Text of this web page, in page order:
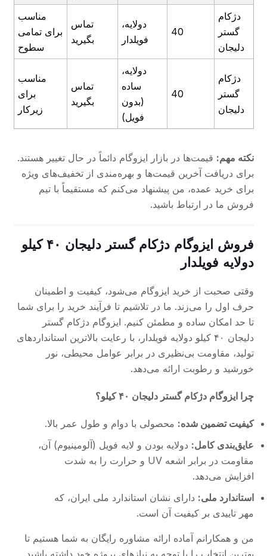
دژکام
گستر
دلیجان
40
دولایه،
فویلدار
تماس
بگیرید
مناسب
برای تمامی
سطوح
دژکام
گستر
دلیجان
40
دولایه،
ساده
(بدون
فویل)
تماس
بگیرید
مناسب
برای
زیرکار
نکته مهم: قیمت‌ها در بازار ایزوگام دائماً در حال تغییر هستند.
برای دریافت آخرین قیمت‌ها و بهره‌مندی از تخفیف‌های ویژه
برای خرید عمده، من پیشنهاد می‌کنم که مستقیماً با تیم
فروش ما در ارتباط باشید.
فروش ایزوگام دژکام گستر دلیجان ۴۰ کیلو
دولایه فویلدار
وقتی صحبت از خرید ایزوگام می‌شود، کیفیت و اطمینان
حرف اول را می‌زند. ما در تلاشیم تا فرآیند خرید را برای شما
تا حد امکان ساده و مطمئن کنیم. ایزوگام دژکام گستر
دلیجان ۴۰ کیلو دولایه فویلدار، با رعایت بالاترین استانداردهای
تولید، مقاومت بی‌نظیری در برابر عوامل محیطی، نور
خورشید و رطوبت ارائه می‌دهد.
چرا ایزوگام دژکام گستر دلیجان ۴۰ کیلو؟
کیفیت تضمین شده: محصولی با دوام و طول عمر بالا.
عایق‌بندی کامل: دولایه بودن و لایه فویل (آلومینیوم) آن،
مقاومت در برابر اشعه UV و حرارت را به شدت
افزایش می‌دهد.
استاندارد ملی: دارای نشان استاندارد ملی ایران، که
مهر تاییدی بر کیفیت آن است.
من و همکارانم آماده ارائه مشاوره رایگان به شما هستیم تا
بهترین انتخاب را با توجه به نیازهای پروژه خود داشته باشید.